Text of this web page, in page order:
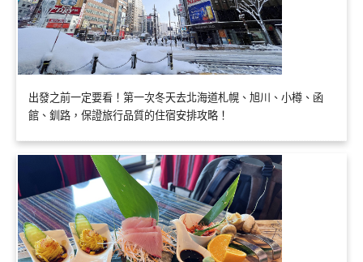
出發之前一定要看！第一次冬天去北海道札幌、旭川、小樽、函
館、釧路，保證旅行品質的住宿安排攻略！